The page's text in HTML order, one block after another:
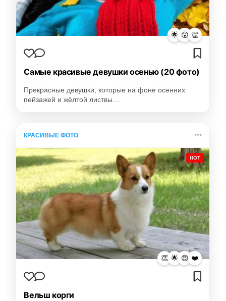
🌟 😮 👏
Самые красивые девушки осенью (20 фото)
Прекрасные девушки, которые на фоне осенних
пейзажей и жёлтой листвы…
КРАСИВЫЕ ФОТО
HOT
👏 🌟 😍 ❤️
Вельш корги